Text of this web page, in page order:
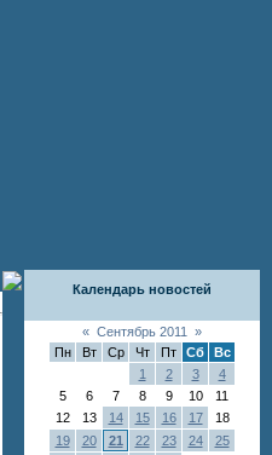
Календарь новостей
« Сентябрь 2011
»
Пн
Вт Ср Чт Пт Сб
Вс
1
2 3
4
5
6 7 8 9 10
11
12
13 14 15 16 17
18
19
20 21 22 23 24
25